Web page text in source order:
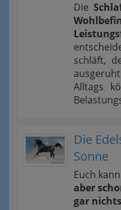
Die
schläft,
Alltags
Die
Sonne
Euch
aber
gar